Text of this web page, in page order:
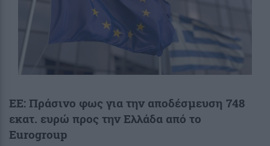
ΕΕ: Πράσινο φως για την αποδέσμευση 748
εκατ. ευρώ προς την Ελλάδα από το
Eurogroup